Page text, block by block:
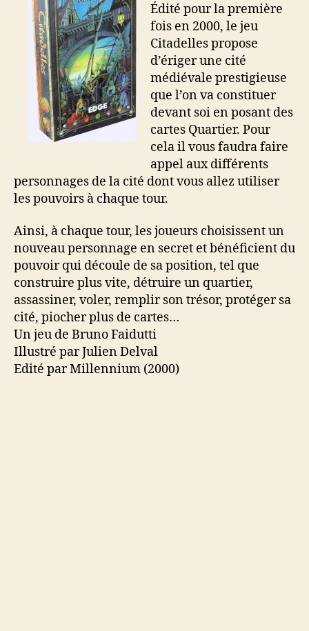
Édité pour la première
fois en 2000, le jeu
Citadelles propose
d’ériger une cité
médiévale prestigieuse
que l’on va constituer
devant soi en posant des
cartes Quartier. Pour
cela il vous faudra faire
appel aux différents
personnages de la cité dont vous allez utiliser
les pouvoirs à chaque tour.
Ainsi, à chaque tour, les joueurs choisissent un
nouveau personnage en secret et bénéficient du
pouvoir qui découle de sa position, tel que
construire plus vite, détruire un quartier,
assassiner, voler, remplir son trésor, protéger sa
cité, piocher plus de cartes…
Un jeu de Bruno Faidutti
Illustré par Julien Delval
Edité par Millennium (2000)